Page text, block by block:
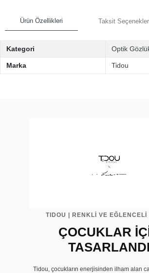
Ürün Özellikleri Taksit
Kategori Optik
Marka Tidou
TIDOU | RENKLİ VE EĞLENCELİ
ÇOCUKLAR
TASARLANDI
Tidou, çocukların enerjisinden ilham alan